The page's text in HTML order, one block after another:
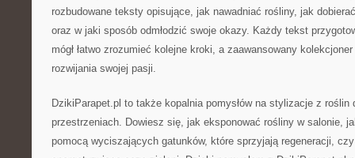
rozbudowane teksty opisujące, jak nawadniać rośliny, jak
oraz w jaki sposób odmłodzić swoje okazy. Każdy tekst
mógł łatwo zrozumieć kolejne kroki, a zaawansowany
rozwijania swojej pasji.
DzikiParapet.pl to także kopalnia pomysłów na stylizacje z
przestrzeniach. Dowiesz się, jak eksponować rośliny w salonie,
pomocą wyciszających gatunków, które sprzyjają regeneracji,